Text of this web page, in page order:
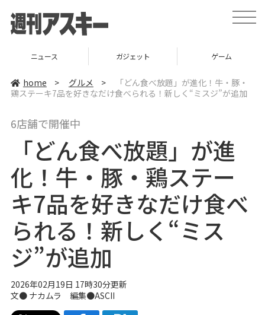
t
o
v
i
ニュース ガジェット ゲーム
home > グルメ >
「どん食べ放題」が進化！牛・豚・
鶏ステーキ7品を好きなだけ食べられる！新しく“ミスジ”が追加
6店舗で開催中
「どん食べ放題」が進
化！牛・豚・鶏ステー
キ7品を好きなだけ食べ
られる！新しく“ミス
ジ”が追加
2026年02月19日 17時30分更新
文● ナカムラ 編集●ASCII